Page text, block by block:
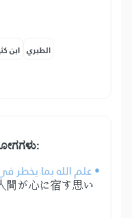
ابن الطبري
• علم الله بما
間が心に宿す思い